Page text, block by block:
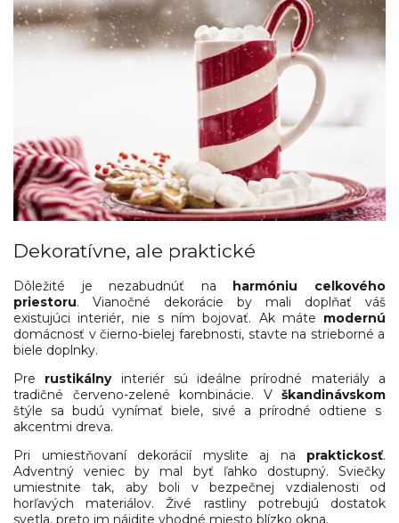
Dekoratívne, ale praktické
Dôležité je nezabudnúť na harmóniu celkového
priestoru. Vianočné dekorácie by mali doplňať váš
existujúci interiér, nie s ním bojovať. Ak máte modernú
domácnosť v čierno-bielej farebnosti, stavte na strieborné a
biele doplnky.
Pre rustikálnyinteriér sú ideálne prírodné materiály a
tradičné červeno-zelené kombinácie. V škandinávskom
štýle sa budú vynímať biele, sivé a prírodné odtiene s
akcentmi dreva.
Pri umiestňovaní dekorácií myslite aj na praktickosť.
Adventný veniec by mal byť ľahko dostupný. Sviečky
umiestnite tak, aby boli v bezpečnej vzdialenosti od
horľavých materiálov. Živé rastliny potrebujú dostatok
svetla, preto im nájdite vhodné miesto blízko okna.